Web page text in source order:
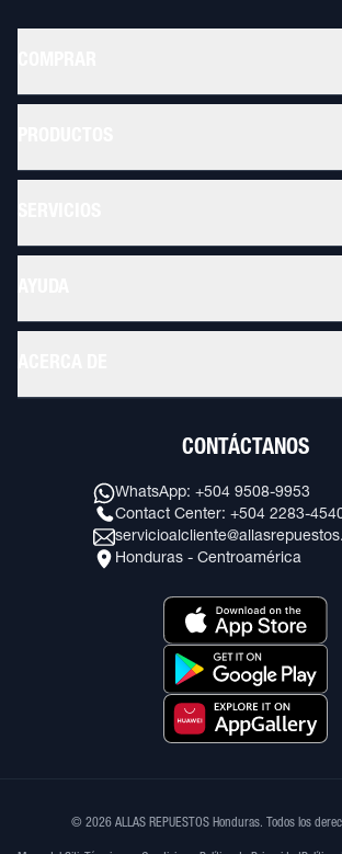
CONTÁCTANOS
WhatsApp: +504 9508-9953
Contact Center: +504 2283-
Honduras - Centroamérica
© 2026 ALLAS REPUESTOS Honduras. Todos los